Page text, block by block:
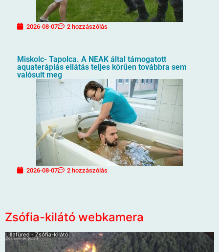
2026-08-07 2 hozzászólás
Miskolc- Tapolca. A NEAK által támogatott
aquaterápiás ellátás teljes körűen továbbra sem
valósult meg
2026-08-07 2 hozzászólás
Zsófia-kilátó webkamera